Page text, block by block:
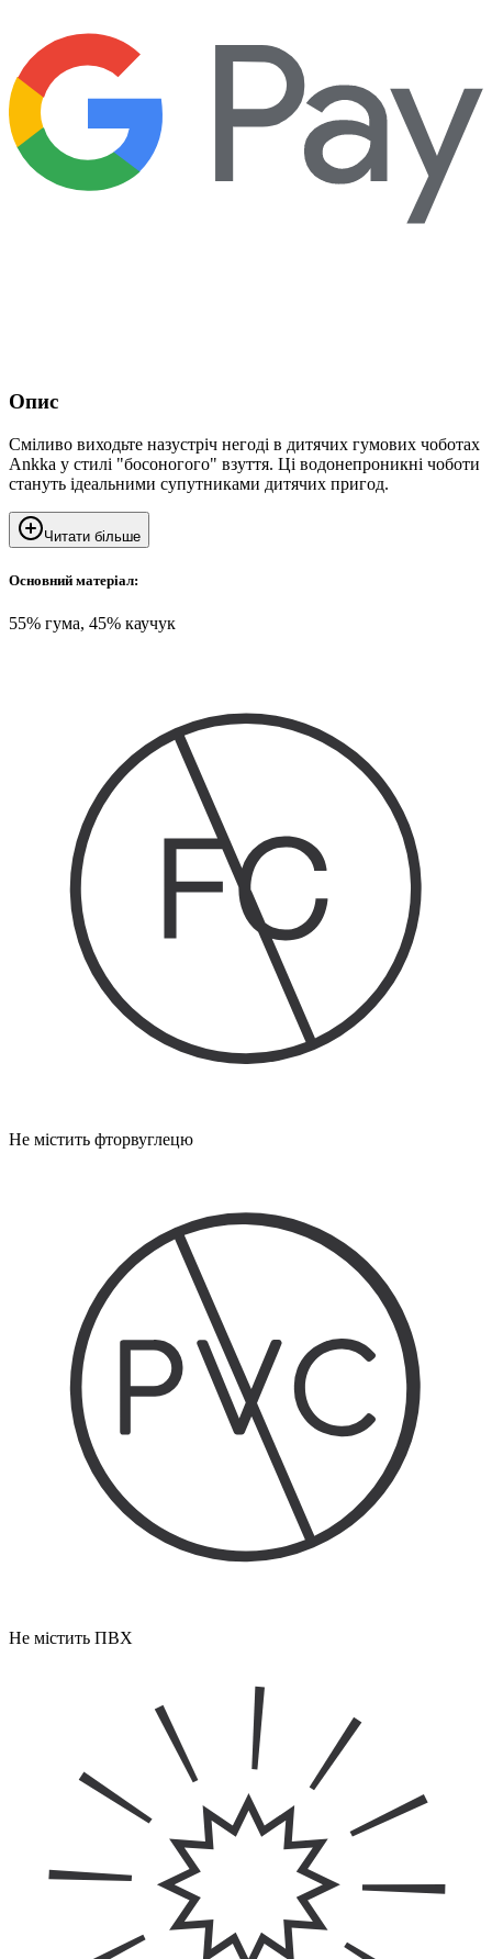
Опис
Сміливо виходьте назустріч негоді в дитячих гумових чоботах
Ankka у стилі "босоногого" взуття. Ці водонепроникні чоботи
стануть ідеальними супутниками дитячих пригод.
Читати більше
Основний матеріал:
55% гума, 45% каучук
Не містить фторвуглецю
Не містить ПВХ